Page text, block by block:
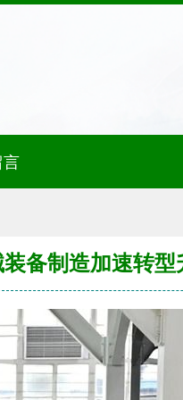
言
备制造加速转型